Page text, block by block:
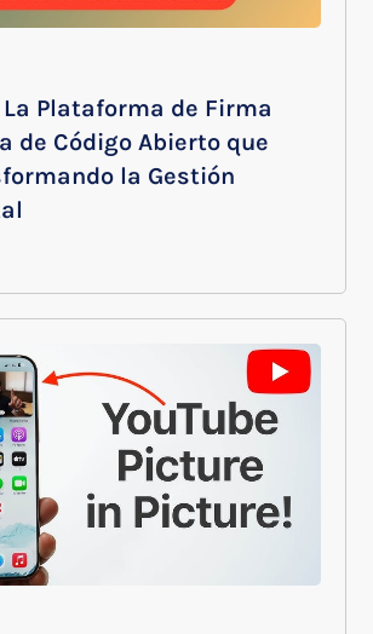
La Plataforma de Firma
de Código Abierto que
la Gestión